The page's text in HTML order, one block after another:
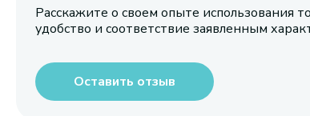
Расскажите о своем опыте использования
удобство и соответствие заявленным
Оставить отзыв